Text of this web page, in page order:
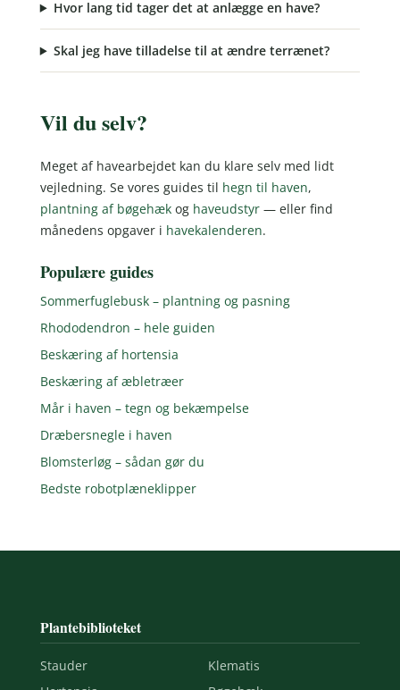
Hvor lang tid tager det at anlægge en have?
Skal jeg have tilladelse til at ændre terrænet?
Vil du selv?
Meget af havearbejdet kan du klare selv med lidt
vejledning. Se vores guides til hegn til haven,
plantning af bøgehækog haveudstyr— eller find
månedens opgaver i havekalenderen.
Populære guides
Sommerfuglebusk – plantning og pasning
Rhododendron – hele guiden
Beskæring af hortensia
Beskæring af æbletræer
Mår i haven – tegn og bekæmpelse
Dræbersnegle i haven
Blomsterløg – sådan gør du
Bedste robotplæneklipper
Plantebiblioteket
Stauder
Klematis